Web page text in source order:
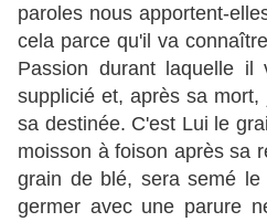
paroles nous apportent-
cela parce qu'il va
Passion durant laquelle il
supplicié et, après sa
sa destinée. C'est Lui le
moisson à foison après sa
grain de blé, sera semé
germer avec une parure